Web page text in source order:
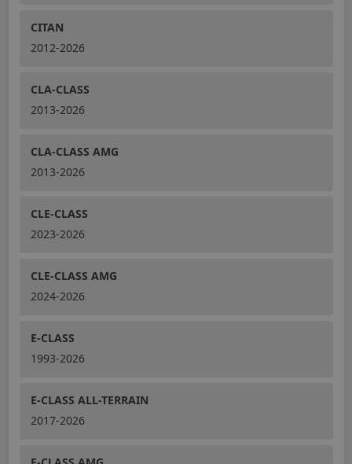
CITAN
2012-2026
CLA-CLASS
2013-2026
CLA-CLASS AMG
2013-2026
CLE-CLASS
2023-2026
CLE-CLASS AMG
2024-2026
E-CLASS
1993-2026
E-CLASS ALL-TERRAIN
2017-2026